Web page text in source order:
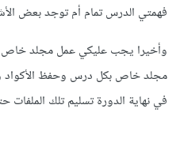
فهمتي الدرس تمام أم توجد بعض
وأخيرا يجب عليكي عمل مجلد خاص
مجلد خاص بكل درس وحفظ الأكواد
في نهاية الدورة تسليم تلك الملفات